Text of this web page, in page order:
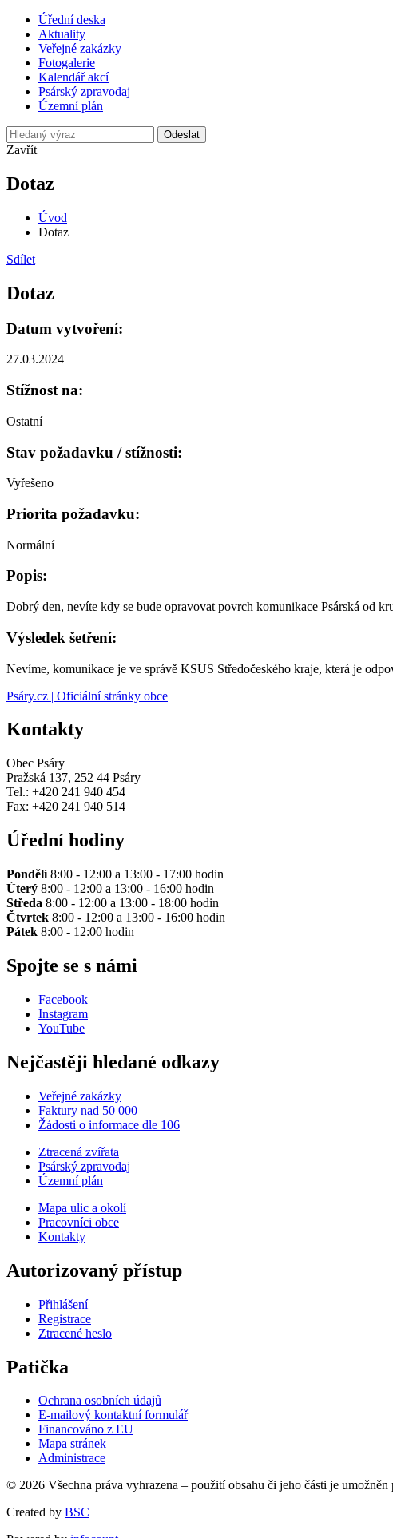
Úřední deska
Aktuality
Veřejné zakázky
Fotogalerie
Kalendář akcí
Psárský zpravodaj
Územní plán
Odeslat
Zavřít
Dotaz
Úvod
Dotaz
Sdílet
Dotaz
Datum vytvoření:
27.03.2024
Stížnost na:
Ostatní
Stav požadavku / stížnosti:
Vyřešeno
Priorita požadavku:
Normální
Popis:
Dobrý den, nevíte kdy se bude opravovat povrch komunikace Psárská od
Výsledek šetření:
Nevíme, komunikace je ve správě KSUS Středočeského kraje, která je
Psáry.cz | Oficiální stránky obce
Kontakty
Obec Psáry
Pražská 137, 252 44 Psáry
Tel.: +420 241 940 454
Fax: +420 241 940 514
Úřední hodiny
Pondělí8:00 - 12:00 a 13:00 - 17:00 hodin
Úterý 8:00 - 12:00 a 13:00 - 16:00 hodin
Středa 8:00 - 12:00 a 13:00 - 18:00 hodin
Čtvrtek 8:00 - 12:00 a 13:00 - 16:00 hodin
Pátek 8:00 - 12:00 hodin
Spojte se s námi
Facebook
Instagram
YouTube
Nejčastěji hledané odkazy
Veřejné zakázky
Faktury nad 50 000
Žádosti o informace dle 106
Ztracená zvířata
Psárský zpravodaj
Územní plán
Mapa ulic a okolí
Pracovníci obce
Kontakty
Autorizovaný přístup
Přihlášení
Registrace
Ztracené heslo
Patička
Ochrana osobních údajů
E-mailový kontaktní formulář
Financováno z EU
Mapa stránek
Administrace
© 2026 Všechna práva vyhrazena – použití obsahu či jeho části je umožněn
Created by BSC